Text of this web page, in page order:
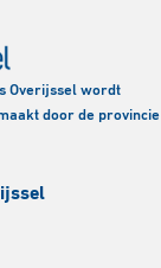
Overijssel wordt
door de provincie